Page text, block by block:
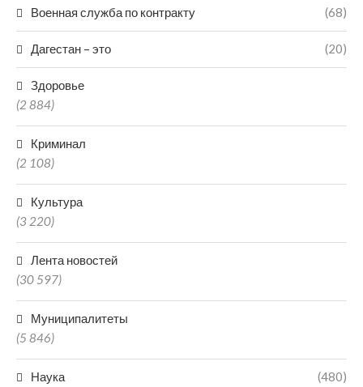
Военная служба по контракту (68)
Дагестан – это (20)
Здоровье
(2 884)
Криминал
(2 108)
Культура
(3 220)
Лента новостей
(30 597)
Муниципалитеты
(5 846)
Наука (480)